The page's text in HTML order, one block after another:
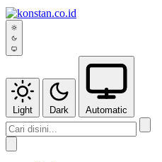
Light Dark Automatic